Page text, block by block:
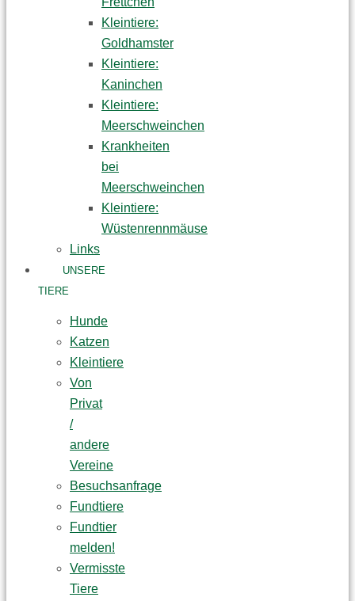
Kleintiere:
Goldhamster
Kleintiere:
Kaninchen
Kleintiere:
Meerschweinchen
Krankheiten
bei
Meerschweinchen
Kleintiere:
Wüstenrennmäuse
Links
UNSERE
TIERE
Hunde
Katzen
Kleintiere
Von
Privat
/
andere
Vereine
Besuchsanfrage
Fundtiere
Fundtier
melden!
Vermisste
Tiere